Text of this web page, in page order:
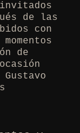
invitados
de las
con
de